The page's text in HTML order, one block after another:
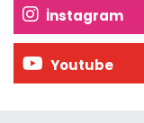
İnstagram
Youtube